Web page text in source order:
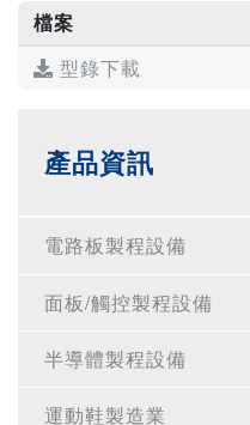
檔案
型錄下載
產品資訊
電路板製程設備
面板/觸控製程設備
半導體製程設備
運動鞋製造業